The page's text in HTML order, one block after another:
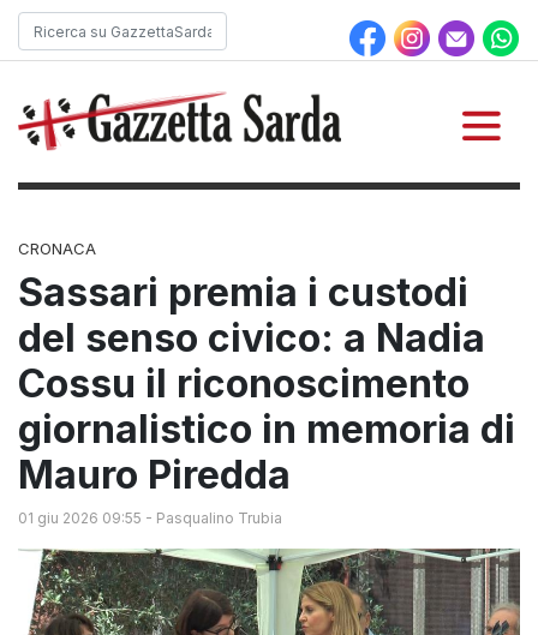
CRONACA
Sassari premia i custodi
del senso civico: a Nadia
Cossu il riconoscimento
giornalistico in memoria di
Mauro Piredda
01 giu 2026 09:55 - Pasqualino Trubia